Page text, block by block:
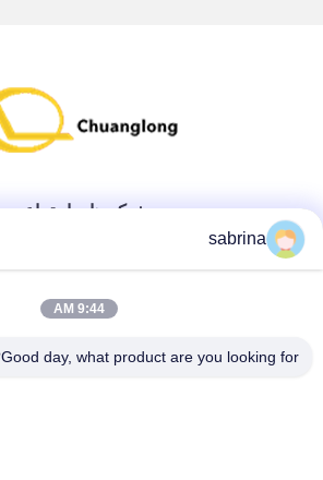
شبکه های اجتماعی
تماس سریع
تلفن
sabrina
9:44 AM
Good day, what product are you looking for?